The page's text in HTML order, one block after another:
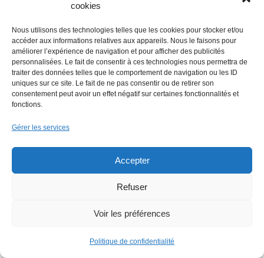
cookies
Nous utilisons des technologies telles que les cookies pour stocker et/ou
accéder aux informations relatives aux appareils. Nous le faisons pour
améliorer l’expérience de navigation et pour afficher des publicités
personnalisées. Le fait de consentir à ces technologies nous permettra de
traiter des données telles que le comportement de navigation ou les ID
uniques sur ce site. Le fait de ne pas consentir ou de retirer son
consentement peut avoir un effet négatif sur certaines fonctionnalités et
fonctions.
Gérer les services
Accepter
Refuser
Voir les préférences
Politique de confidentialité
La Mer Salée, maison d’édition,
soutenue par 300 citoyens
Flowrette rachetée, relocalise sa
production en France à Blain